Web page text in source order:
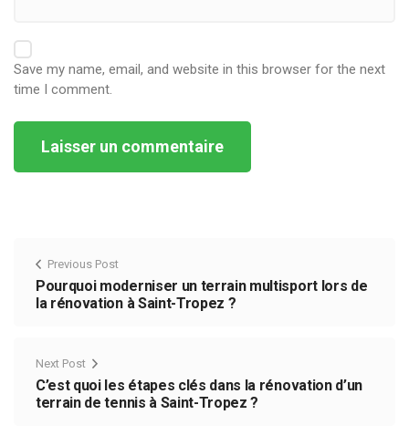
Save my name, email, and website in this browser for the next
time I comment.
Previous Post
Pourquoi moderniser un terrain multisport lors de
la rénovation à Saint-Tropez ?
Next Post
C’est quoi les étapes clés dans la rénovation d’un
terrain de tennis à Saint-Tropez ?